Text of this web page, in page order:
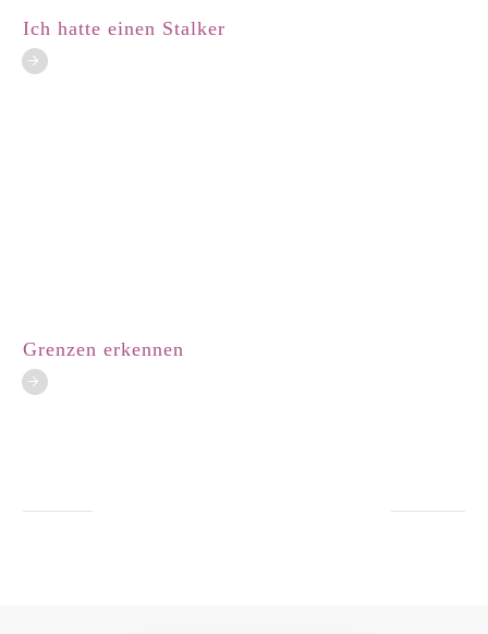
Ich hatte einen Stalker
Grenzen erkennen